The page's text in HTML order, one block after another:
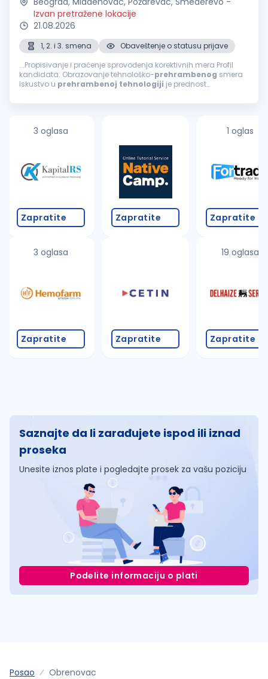
Izvan pretražene lokacije
21.08.2026
1, 2. i 3. smena
Obaveštenje o statusu prijave
...Propisivanje i praćenje sprovođenja korektivnih mera Profil
kandidata: Obrazovanje tehnološko-prehrambenog smera
Iskustvo u prehrambenoj tehnologiji je prednost
dozvola B kategorije (aktivan vozač)...
3 oglasa
Zapratite
3 oglasa
Zapratite
Zapratite
Zapratite
1 oglas
Zapratite
19 oglasa
Zapratite
Saznajte da li zarađujete ispod ili iznad
proseka
Unesite iznos plate i pogledajte prosek za vašu poziciju
Podelite informaciju o plati
Posao Obrenovac